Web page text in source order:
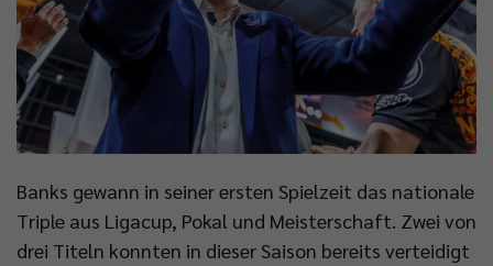
Banks gewann in seiner ersten Spielzeit das nationale
Triple aus Ligacup, Pokal und Meisterschaft. Zwei von
drei Titeln konnten in dieser Saison bereits verteidigt